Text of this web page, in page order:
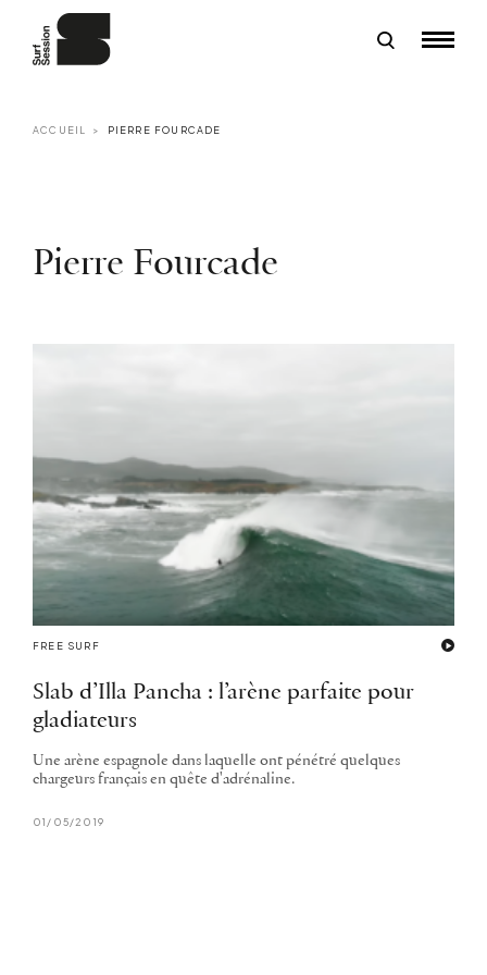
ACCUEIL PIERRE FOURCADE
Pierre Fourcade
FREE SURF
Slab d’Illa Pancha : l’arène parfaite pour
gladiateurs
Une arène espagnole dans laquelle ont pénétré quelques
chargeurs français en quête d'adrénaline.
01/05/2019